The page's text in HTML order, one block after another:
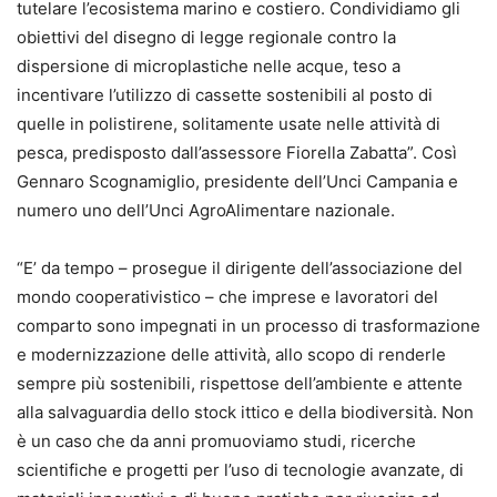
tutelare l’ecosistema marino e costiero. Condividiamo gli
obiettivi del disegno di legge regionale contro la
dispersione di microplastiche nelle acque, teso a
incentivare l’utilizzo di cassette sostenibili al posto di
quelle in polistirene, solitamente usate nelle attività di
pesca, predisposto dall’assessore Fiorella Zabatta”. Così
Gennaro Scognamiglio, presidente dell’Unci Campania e
numero uno dell’Unci AgroAlimentare nazionale.
“E’ da tempo – prosegue il dirigente dell’associazione del
mondo cooperativistico – che imprese e lavoratori del
comparto sono impegnati in un processo di trasformazione
e modernizzazione delle attività, allo scopo di renderle
sempre più sostenibili, rispettose dell’ambiente e attente
alla salvaguardia dello stock ittico e della biodiversità. Non
è un caso che da anni promuoviamo studi, ricerche
scientifiche e progetti per l’uso di tecnologie avanzate, di